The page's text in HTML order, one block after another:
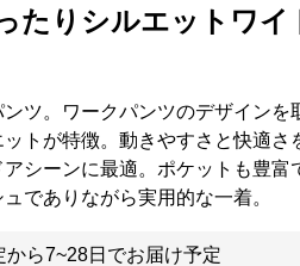
たりシルエットワイ
ツ。ワークパンツのデザインを
トが特徴。動きやすさと快適さ
シーンに最適。ポケットも豊富
でありながら実用的な一着。
から7~28日でお届け予定